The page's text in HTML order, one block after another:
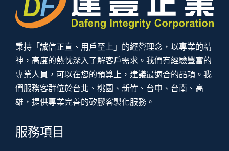
秉持「誠信正直、用戶至上」的經營理念，以專業的精
神，高度的熱忱深入了解客戶需求。我們有經驗豐富的
專業人員，可以在您的預算上，建議最適合的品項。我
們服務客群位於台北、桃園、新竹、台中、台南、高
雄，提供專業完善的矽膠客製化服務。
服務項目